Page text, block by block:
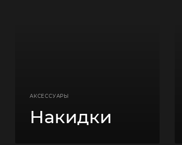
АКСЕССУАРЫ
Накидки